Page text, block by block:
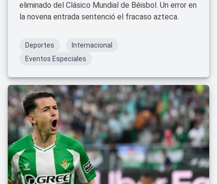
eliminado del Clásico Mundial de Béisbol. Un error en
la novena entrada sentenció el fracaso azteca.
Deportes
Internacional
Eventos Especiales